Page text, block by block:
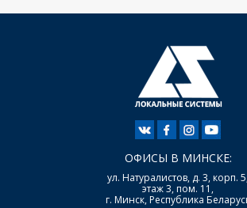
ОФИСЫ В МИНСКЕ:
ул. Натуралистов, д. 3, корп.
этаж 3, пом. 11,
г. Минск, Республика